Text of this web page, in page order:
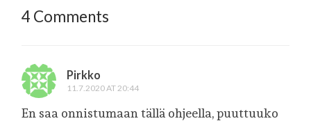
4 Comments
Pirkko
11.7.2020 AT 20:44
En saa onnistumaan tällä ohjeella, puuttuuko